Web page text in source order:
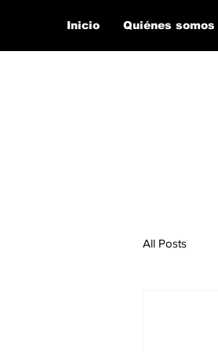
Inicio Quiénes somos
All Posts